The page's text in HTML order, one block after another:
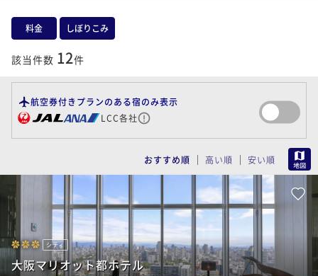
大阪東部（寝屋川・守口・門真・東大阪）
大阪南部（堺・岸和田・関西空港）
料金 しぼりこみ
該当件数 12件
航空券付きプランのある宿のみ表示
LCC各社
おすすめ順 高い順 安い順
シティ
大阪マリオット都ホテル